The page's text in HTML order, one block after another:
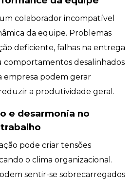
colaborador incompatível
da equipe. Problemas
deficiente, falhas na entrega
comportamentos desalinhados
empresa podem gerar
a produtividade geral.
e desarmonia no
pode criar tensões
o clima organizacional.
sentir-se sobrecarregados